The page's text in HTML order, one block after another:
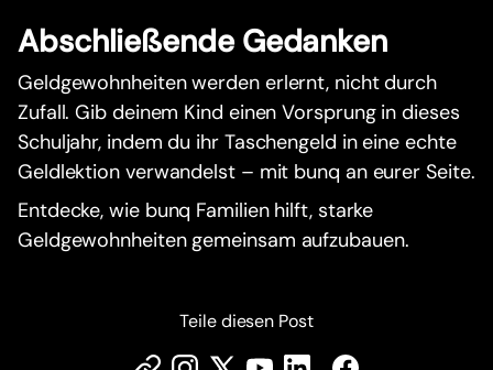
Abschließende Gedanken
Geldgewohnheiten werden erlernt, nicht durch
Zufall. Gib deinem Kind einen Vorsprung in dieses
Schuljahr, indem du ihr Taschengeld in eine echte
Geldlektion verwandelst – mit bunq an eurer Seite.
Entdecke, wie bunq Familien hilft, starke
Geldgewohnheiten gemeinsam aufzubauen.
Teile diesen Post